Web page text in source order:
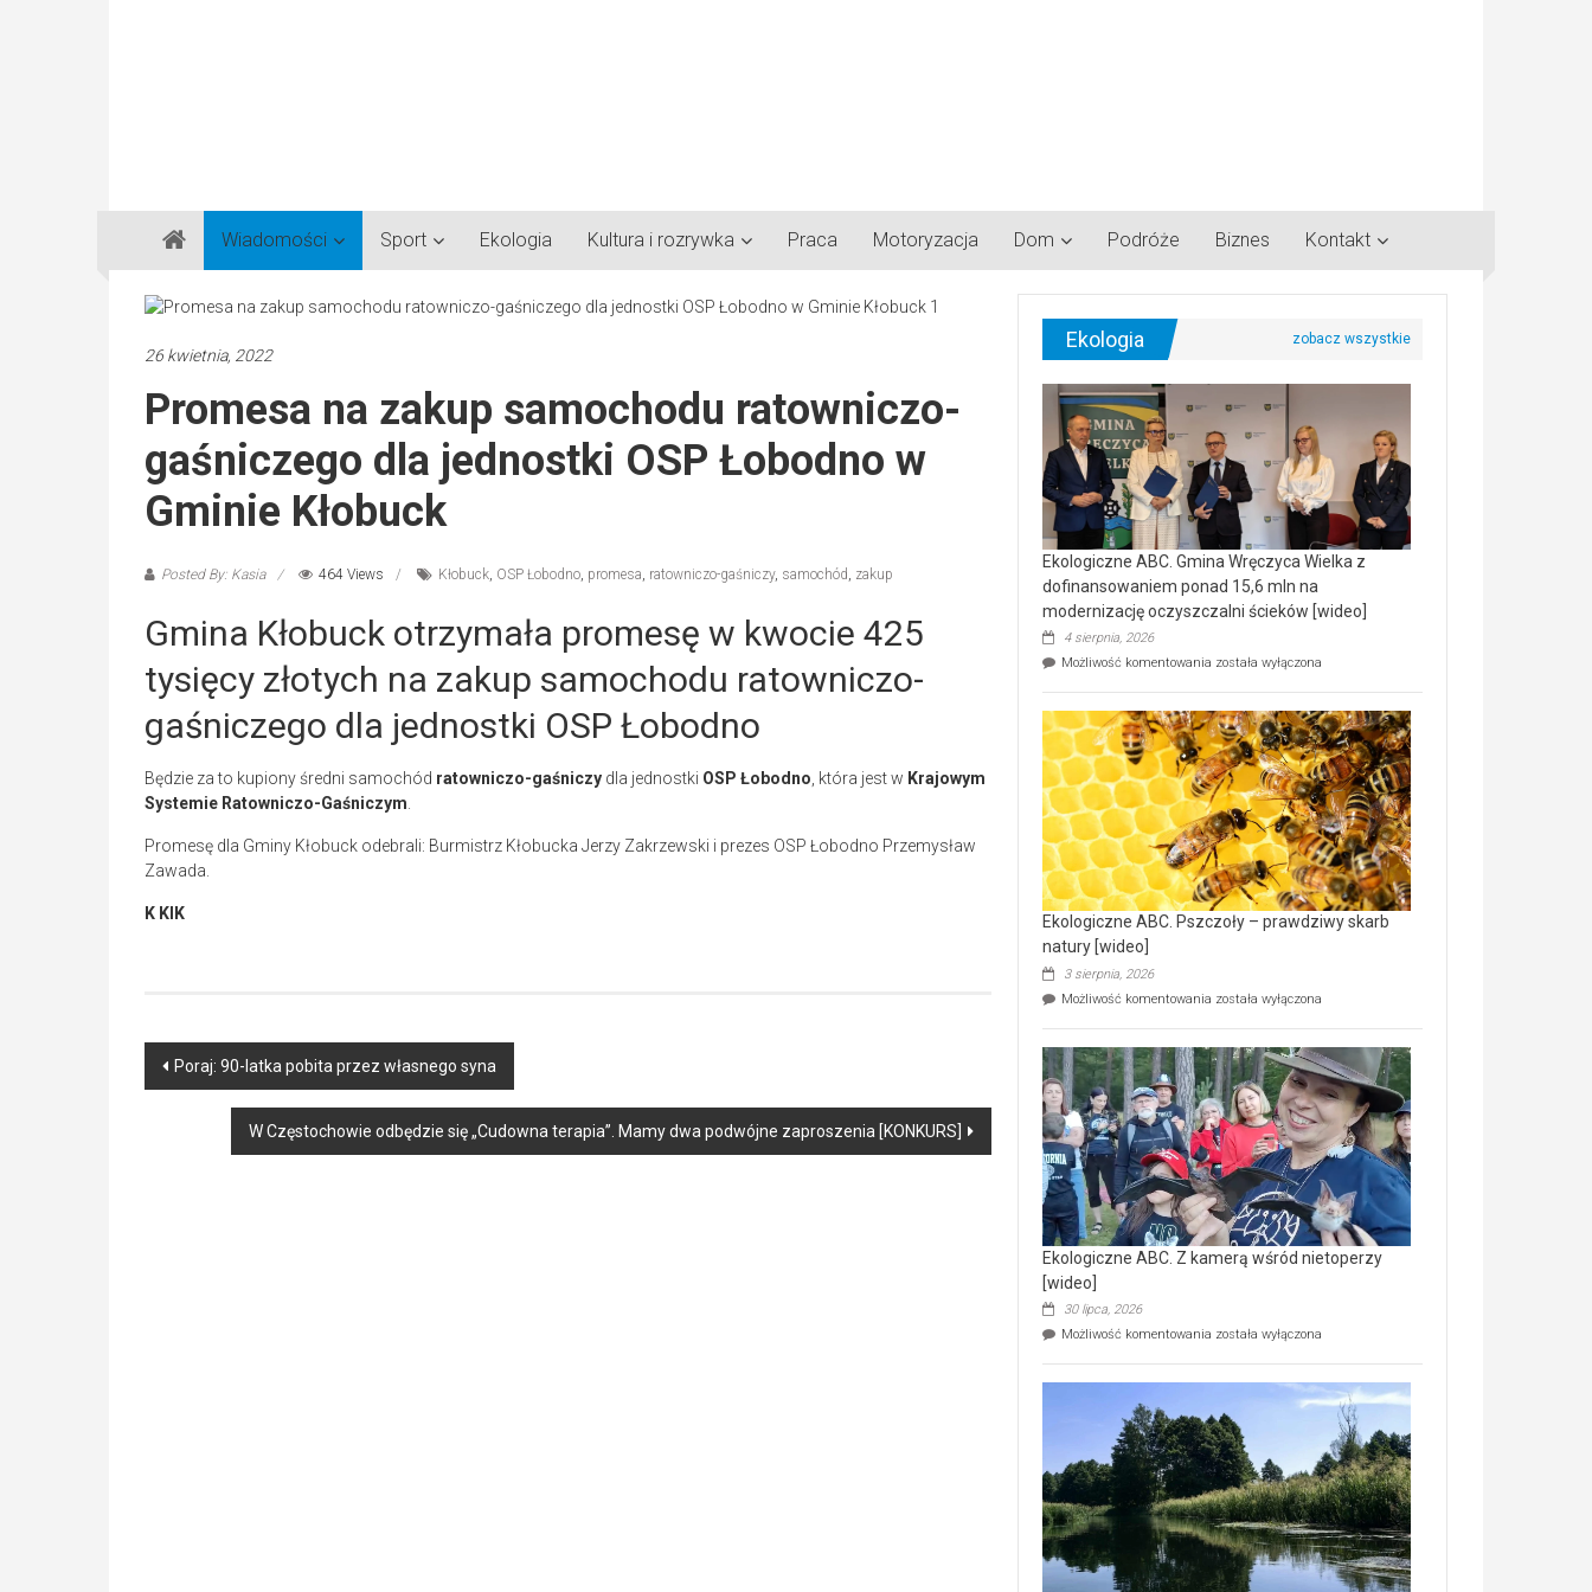
Gazeta
Regionalna
Częstochowa,
Lubliniec,
Wiadomości Sport Ekologia Kultura i rozrywka Praca Motoryzacja Dom Podróże Biznes Kontakt
26 kwietnia, 2022
Promesa na zakup samochodu ratowniczo-
gaśniczego dla jednostki OSP Łobodno w
Gminie Kłobuck
Posted By: Kasia 464 Views Kłobuck, OSP Łobodno, promesa, ratowniczo-gaśniczy, samochód, zakup
Gmina Kłobuck otrzymała promesę w kwocie 425
tysięcy złotych na zakup samochodu ratowniczo-
gaśniczego dla jednostki OSP Łobodno
Będzie za to kupiony średni samochód ratowniczo-gaśniczy dla jednostki OSP Łobodno, która jest w Krajowym
Systemie Ratowniczo-Gaśniczym.
Promesę dla Gminy Kłobuck odebrali: Burmistrz Kłobucka Jerzy Zakrzewski i prezes OSP Łobodno Przemysław
Zawada.
K KIK
Post
navigation
Poraj: 90-latka pobita przez własnego syna
W Częstochowie odbędzie się „Cudowna terapia”. Mamy dwa podwójne zaproszenia [KONKURS]
Ekologia
Ekologiczne ABC. Gmina Wręczyca Wielka z
dofinansowaniem ponad 15,6 mln na
modernizację oczyszczalni ścieków [wideo]
4 sierpnia, 2026
Możliwość komentowania Ekologiczne
Wręczyca
Wielka
z
dofinansowaniem
ponad
15,6
mln
na
modernizację
oczyszczalni
ścieków
[wideo]
została wyłączona
Ekologiczne ABC. Pszczoły – prawdziwy skarb
natury [wideo]
3 sierpnia, 2026
Możliwość komentowania Ekologiczne
–
prawdziwy
skarb
natury
[wideo]
została wyłączona
Ekologiczne ABC. Z kamerą wśród nietoperzy
[wideo]
30 lipca, 2026
Możliwość komentowania Ekologiczne
wśród
nietoperzy
[wideo]
została wyłączona